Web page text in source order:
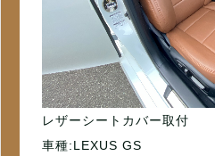
レザーシートカバー取付
車種:LEXUS GS